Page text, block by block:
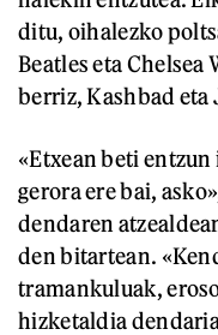
ditu, oihalezko
Beatles eta
berriz, Kashbad eta
«Etxean beti
gerora ere bai,
dendaren
den bitartean.
tramankuluak,
hizketaldia